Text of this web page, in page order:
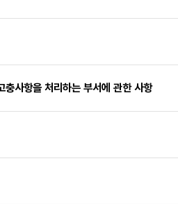
사항을 처리하는 부서에 관한 사항